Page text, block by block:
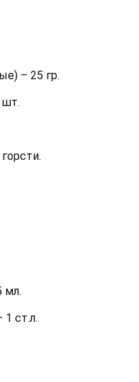
– 25 гр.
шт.
мл.
1 ст.л.